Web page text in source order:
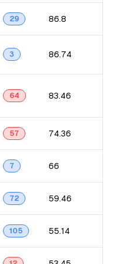
29 86.8
3 86.74
64 83.46
57 74.36
7 66
72 59.46
105 55.14